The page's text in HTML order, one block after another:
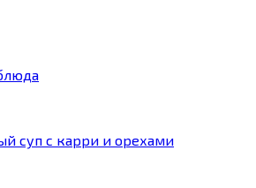
суп с карри и орехами